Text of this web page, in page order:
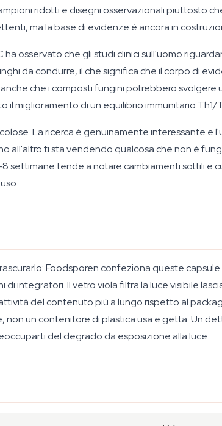
ridotti e disegni osservazionali piuttosto
ma la base di evidenze è ancora in
osservato che gli studi clinici sull'uomo
da condurre, il che significa che il corpo di
che i composti fungini potrebbero
il miglioramento di un equilibrio immunitario Th1/
La ricerca è genuinamente interessante e
all'altro ti sta vendendo qualcosa che non è
tende a notare cambiamenti sottili e
Foodsporen confeziona queste capsule
integratori. Il vetro viola filtra la luce visibile
del contenuto più a lungo rispetto al
non un contenitore di plastica usa e getta. Un
del degrado da esposizione alla luce.